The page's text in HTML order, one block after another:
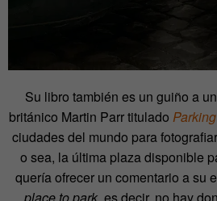
Su libro también es un guiño a
británico Martin Parr titulado
ciudades del mundo para fotografiar
o sea, la última plaza disponible
quería ofrecer un comentario a su